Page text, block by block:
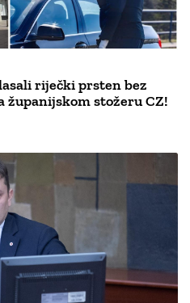
riječki prsten bez
županijskom stožeru CZ!